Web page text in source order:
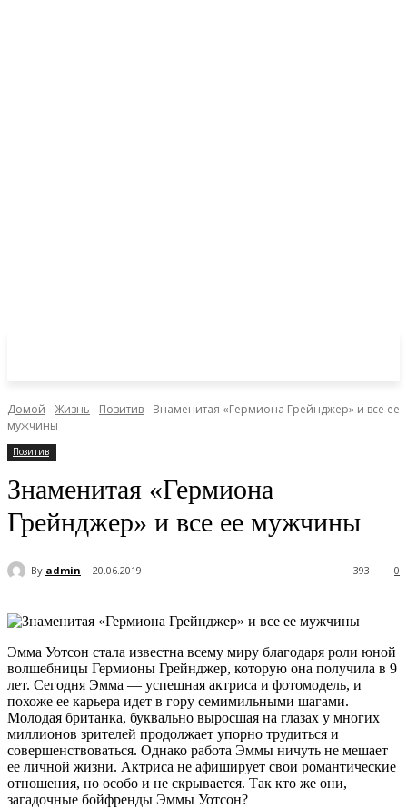
Домой Жизнь Позитив
Знаменитая «Гермиона Грейнджер» и все ее
мужчины
Позитив
Знаменитая «Гермиона
Грейнджер» и все ее мужчины
By admin 20.06.2019 0
393
Эмма Уотсон стала известна всему миру благодаря роли юной
волшебницы Гермионы Грейнджер, которую она получила в 9
лет. Сегодня Эмма — успешная актриса и фотомодель, и
похоже ее карьера идет в гору семимильными шагами.
Молодая британка, буквально выросшая на глазах у многих
миллионов зрителей продолжает упорно трудиться и
совершенствоваться. Однако работа Эммы ничуть не мешает
ее личной жизни. Актриса не афиширует свои романтические
отношения, но особо и не скрывается. Так кто же они,
загадочные бойфренды Эммы Уотсон?